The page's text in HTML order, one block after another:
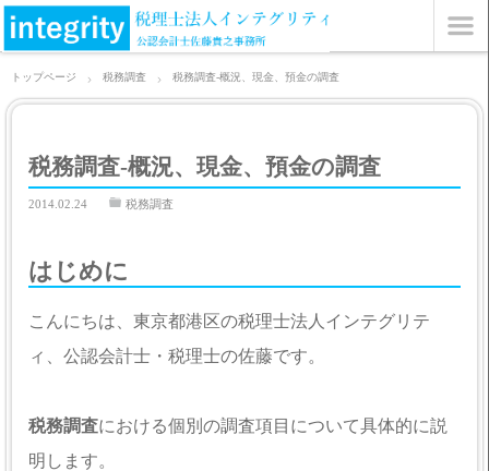
トップページ 税務調査 税務調査-概況、現金、預金の調査
税務調査-概況、現金、預金の調査
2014.02.24 税務調査
はじめに
こんにちは、東京都港区の税理士法人インテグリテ
ィ、公認会計士・税理士の佐藤です。
税務調査における個別の調査項目について具体的に説
明します。